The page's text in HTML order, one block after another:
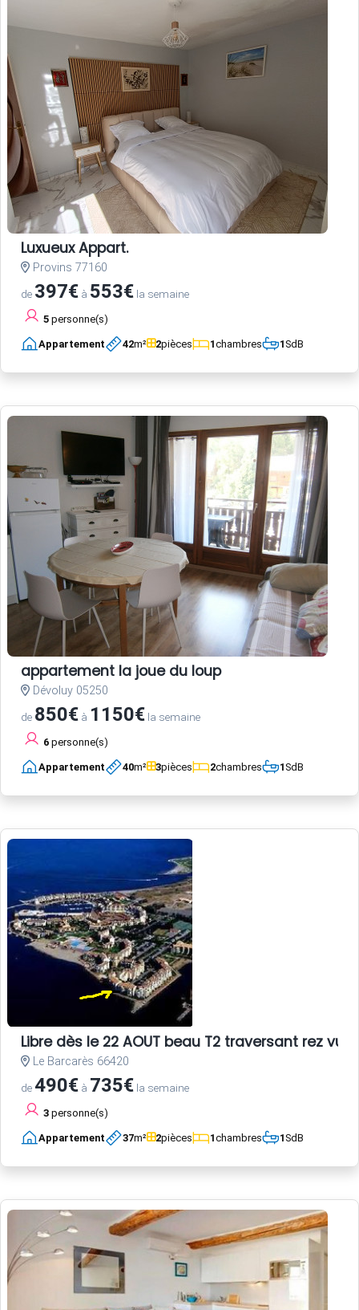
Luxueux Appart.
Provins 77160
de 397€ à 553€ la semaine
5 personne(s)
Appartement 42m² 2pièces 1chambres 1SdB
appartement la joue du loup
Dévoluy 05250
de 850€ à 1150€ la semaine
6 personne(s)
Appartement 40m² 3pièces 2chambres 1SdB
Libre dès le 22 AOUT beau T2 traversant rez
Le Barcarès 66420
de490€ à 735€ la semaine
3 personne(s)
Appartement 37m² 2pièces 1chambres 1SdB